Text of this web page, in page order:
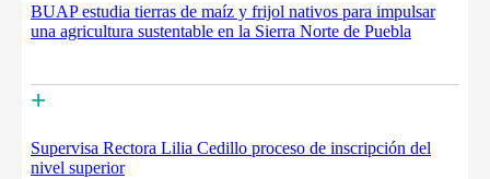
BUAP estudia tierras de maíz y frijol nativos para impulsar
una agricultura sustentable en la Sierra Norte de Puebla
+
Supervisa Rectora Lilia Cedillo proceso de inscripción del
nivel superior